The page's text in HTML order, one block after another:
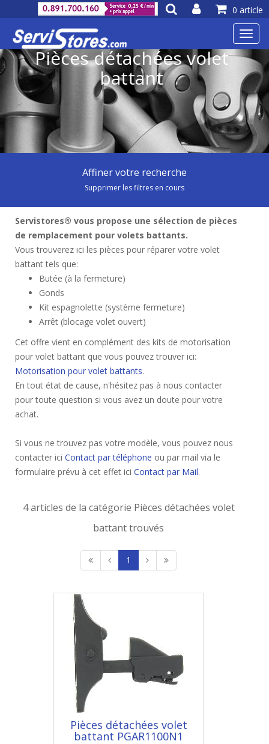
0 article
Pièces détachées volet
battant
Affiner votre recherche
Supprimer les filtres en cours
Servistores® vous propose une sélection de pièces
de remplacement pour volets battants.
Vous trouverez ici les pièces pour réparer votre volet
battant tels que:
Butée (à la fermeture)
Gonds
Kit espagnolette (système fermeture)
Arrêt (blocage volet ouvert)
Cet offre vient en complément des kits de motorisation
pour volet battant que vous pouvez trouver ici:
Motorisation pour volet battants.
En tout état de cause, n'hésitez pas à nous contacter
pour toute question si vous avez un doute pour votre
achat.
Si vous ne trouvez pas votre modèle, vous pouvez nous
contacter ici Contact par téléphone ou par mail via le
formulaire prévu à cet effet ici Contact par Mail.
4 articles de la catégorie Pièces détachées volet
battant trouvés
1
Pièces détachées volet
battant PGAR1100N1